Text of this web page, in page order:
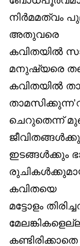
നിർമമത്വം
അതുവരെ
കവിതയിൽ
മനുഷ്യരെ
കവിതയിൽ
ചെറുതെന്ന്
ഇടങ്ങൾക്കും
കവിതയെ
മട്ടോളം
കണ്ടിരിക്കാതെ